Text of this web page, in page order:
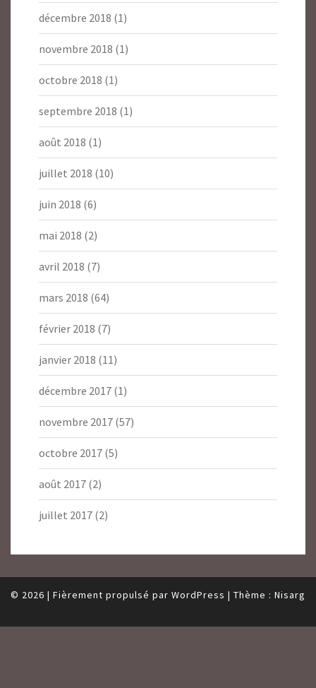
décembre 2018 (1)
novembre 2018 (1)
octobre 2018 (1)
septembre 2018 (1)
août 2018 (1)
juillet 2018 (10)
juin 2018 (6)
mai 2018 (2)
avril 2018 (7)
mars 2018 (64)
février 2018 (7)
janvier 2018 (11)
décembre 2017 (1)
novembre 2017 (57)
octobre 2017 (5)
août 2017 (2)
juillet 2017 (2)
© 2026 | Fièrement propulsé par WordPress | Thème : Nisarg